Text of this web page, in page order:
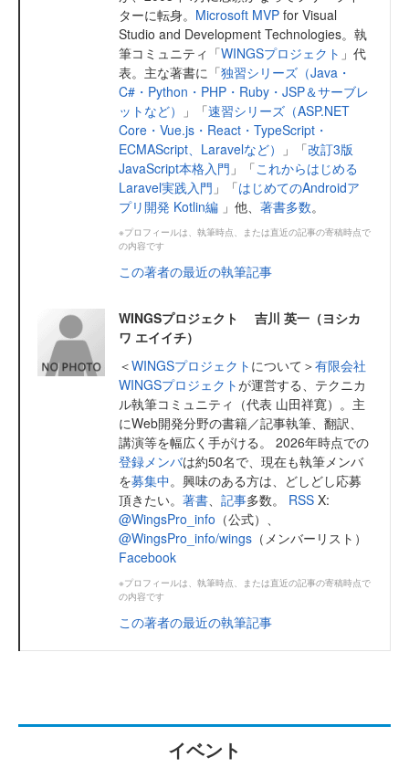
ターに転身。 Microsoft MVP for Visual
Studio and Development Technologies。執
筆コミュニティ「WINGSプロジェクト 」代
表。主な著書に「独習シリーズ（Java・
C#・Python・PHP・Ruby・JSP＆サーブレ
ットなど）
」「速習シリーズ（ASP.NET
Core・Vue.js・React・TypeScript・
ECMAScript、Laravelなど）
」「改訂3版
JavaScript本格入門 」「これからはじめる
Laravel実践入門 」「はじめてのAndroidア
プリ開発 Kotlin編 」他、 著書多数。
※プロフィールは、執筆時点、または直近の記事の寄稿時点で
の内容です
この著者の最近の執筆記事
WINGSプロジェクト 吉川 英一（ヨシカ
ワ エイイチ）
＜WINGSプロジェクト について＞有限会社
WINGSプロジェクトが運営する、テクニカ
ル執筆コミュニティ（代表 山田祥寛）。主
にWeb開発分野の書籍／記事執筆、翻訳、
講演等を幅広く手がける。 2026年時点での
登録メンバは約50名で、現在も執筆メンバ
を募集中。興味のある方は、どしどし応募
頂きたい。 著書 記事多数。 RSS X:
@WingsPro_info （公式）、
@WingsPro_info/wings （メンバーリスト）
Facebook
※プロフィールは、執筆時点、または直近の記事の寄稿時点で
の内容です
この著者の最近の執筆記事
イベント